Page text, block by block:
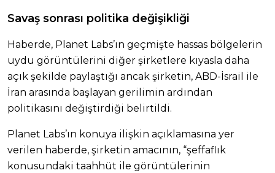
Savaş sonrası politika değişikliği
Haberde, Planet Labs’ın geçmişte hassas bölgelerin
uydu görüntülerini diğer şirketlere kıyasla daha
açık şekilde paylaştığı ancak şirketin, ABD-İsrail ile
İran arasında başlayan gerilimin ardından
politikasını değiştirdiği belirtildi.
Planet Labs’ın konuya ilişkin açıklamasına yer
verilen haberde, şirketin amacının, “şeffaflık
konusundaki taahhüt ile görüntülerinin